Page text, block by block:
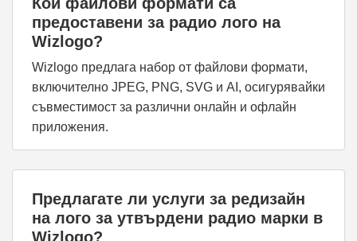
предоставени за радио лого на
Wizlogo?
Wizlogo предлага набор от файлови формати,
включително JPEG, PNG, SVG и AI, осигурявайки
съвместимост за различни онлайн и офлайн
приложения.
Предлагате ли услуги за редизайн
на лого за утвърдени радио марки в
Wizlogo?